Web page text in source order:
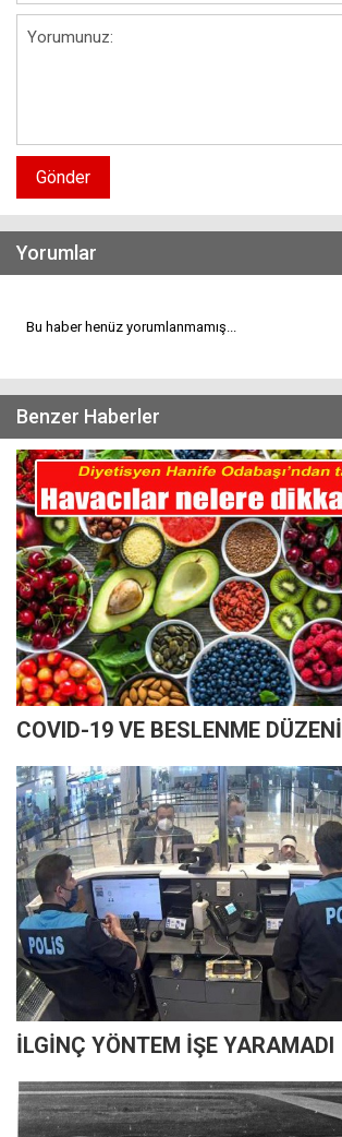
Gönder
Yorumlar
Bu haber henüz yorumlanmamış...
Benzer Haberler
COVID-19 VE BESLENME DÜZENİ
İLGİNÇ YÖNTEM İŞE YARAMADI